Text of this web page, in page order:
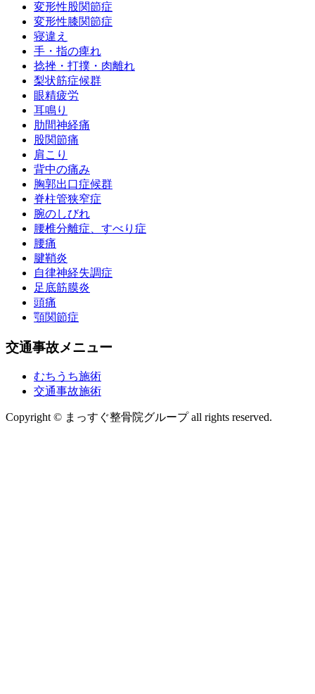
変形性股関節症
変形性膝関節症
寝違え
手・指の痺れ
捻挫・打撲・肉離れ
梨状筋症候群
眼精疲労
耳鳴り
肋間神経痛
股関節痛
肩こり
背中の痛み
胸郭出口症候群
脊柱管狭窄症
腕のしびれ
腰椎分離症、すべり症
腰痛
腱鞘炎
自律神経失調症
足底筋膜炎
頭痛
顎関節症
交通事故メニュー
むちうち施術
交通事故施術
Copyright © まっすぐ整骨院グループ all rights reserved.